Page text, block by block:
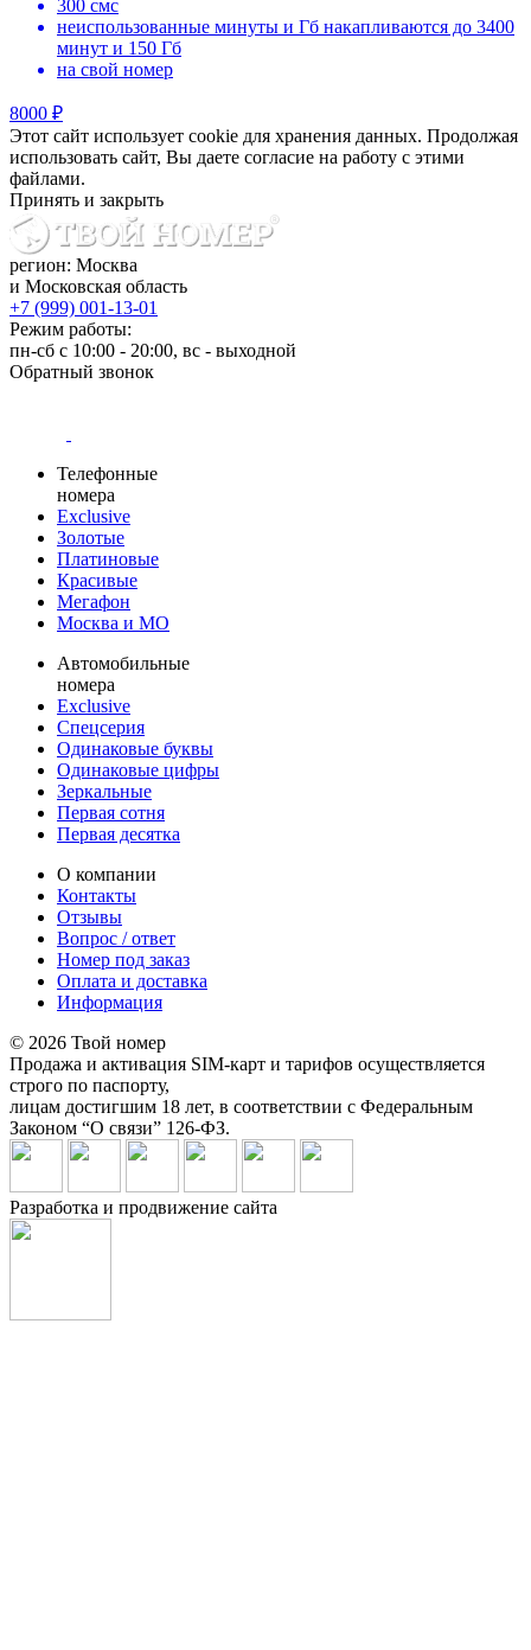
300 смс
неиспользованные минуты и Гб накапливаются до 3400
минут и 150 Гб
на свой номер
8000 ₽
Этот сайт использует cookie для хранения данных. Продолжая
использовать сайт, Вы даете согласие на работу с этими
файлами.
Принять и закрыть
регион: Москва
и Московская область
+7 (999) 001-13-01
Режим работы:
пн-сб с 10:00 - 20:00, вс - выходной
Обратный звонок
Телефонные
номера
Exclusive
Золотые
Платиновые
Красивые
Мегафон
Москва и МО
Автомобильные
номера
Exclusive
Спецсерия
Одинаковые буквы
Одинаковые цифры
Зеркальные
Первая сотня
Первая десятка
О компании
Контакты
Отзывы
Вопрос / ответ
Номер под заказ
Оплата и доставка
Информация
© 2026 Твой номер
Продажа и активация SIM-карт и тарифов осуществляется
строго по паспорту,
лицам достигшим 18 лет, в соответствии с Федеральным
Законом “О связи” 126-ФЗ.
Разработка и продвижение сайта